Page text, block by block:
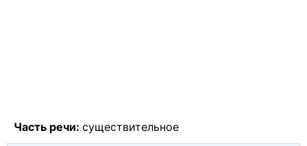
Часть речи: существительное